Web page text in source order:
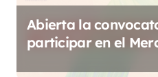
Abierta la
participar en el